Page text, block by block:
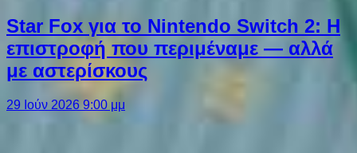
Star Fox για το Nintendo Switch 2: Η
επιστροφή που περιμέναμε — αλλά
με αστερίσκους
29 Ιούν 2026 9:00 μμ